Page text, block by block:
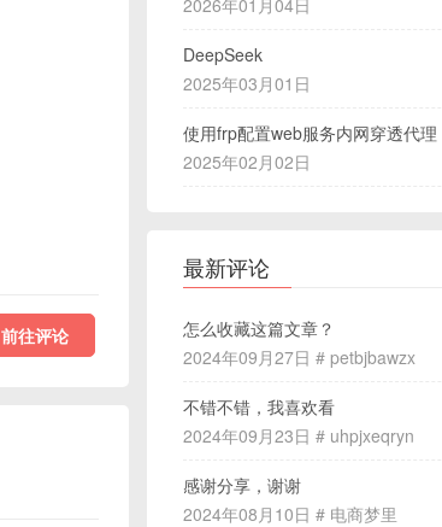
前往评论
2026年01月04日
DeepSeek
2025年03月01日
使用frp配置web服务内网穿透代理
2025年02月02日
最新评论
怎么收藏这篇文章？
2024年09月27日 # petbjbawzx
不错不错，我喜欢看
2024年09月23日 # uhpjxeqryn
感谢分享，谢谢
2024年08月10日 # 电商梦里